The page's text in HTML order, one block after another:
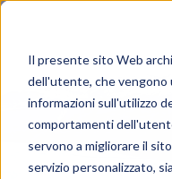
Il presente sito Web
dell'utente, che vengono
informazioni sull'utilizzo
comportamenti
servono a migliorare il
servizio personalizzato,